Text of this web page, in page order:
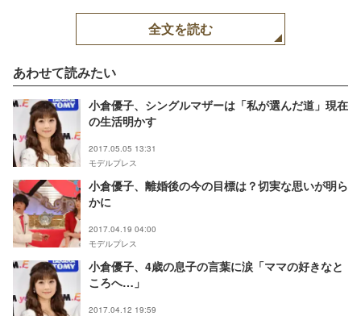
全文を読む
あわせて読みたい
小倉優子、シングルマザーは「私が選んだ道」現在
の生活明かす
2017.05.05 13:31
モデルプレス
小倉優子、離婚後の今の目標は？切実な思いが明ら
かに
2017.04.19 04:00
モデルプレス
小倉優子、4歳の息子の言葉に涙「ママの好きなと
ころへ…」
2017.04.12 19:59